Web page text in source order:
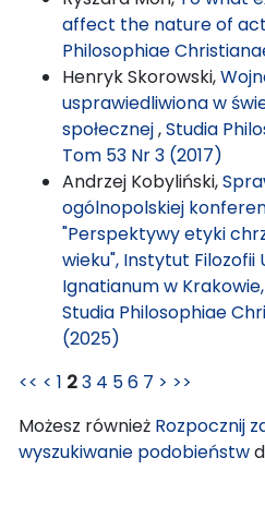
affect the nature of
Philosophiae
Henryk Skorowski,
usprawiedliwiona w
społecznej,Studia
Tom 53 Nr 3 (2017)
Andrzej Kobyliński,
ogólnopolskiej
"Perspektywy etyki
wieku", Instytut
Ignatianum w
Studia Philosophiae
(2025)
<< < 1 23 4 56 7 > >>
Możesz również Rozpocznij
wyszukiwanie podobieństw